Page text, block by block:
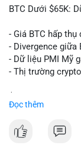
📰 Nguồn:
BTC Dưới $65K:
- Giá BTC hấp thụ
- Divergence giữa
- Dữ liệu PMI Mỹ
- Thị trường
Đọc thêm